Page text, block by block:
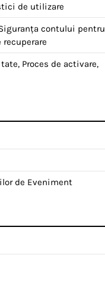
de utilizare
contului pentru
recuperare
Proces de activare,
de Eveniment